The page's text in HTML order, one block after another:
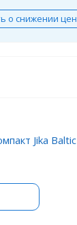
о снижении
Jika Baltic